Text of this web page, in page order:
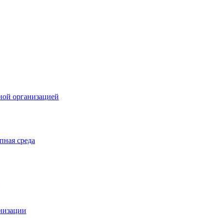
организацией
среда